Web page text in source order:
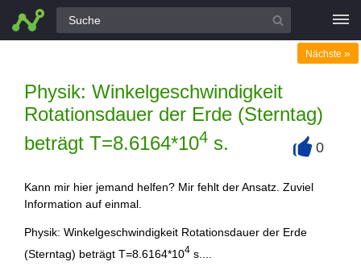
Alle Fragen
Physik: Winkelgeschwindigkeit
Rotationsdauer der Erde (Sterntag)
beträgt T=8.6164*104 s.
Nächste »
0
Kann mir hier jemand helfen? Mir fehlt der Ansatz. Zuviel
Information auf einmal.
Physik: Winkelgeschwindigkeit Rotationsdauer der Erde
(Sterntag) beträgt T=8.6164*104 s....